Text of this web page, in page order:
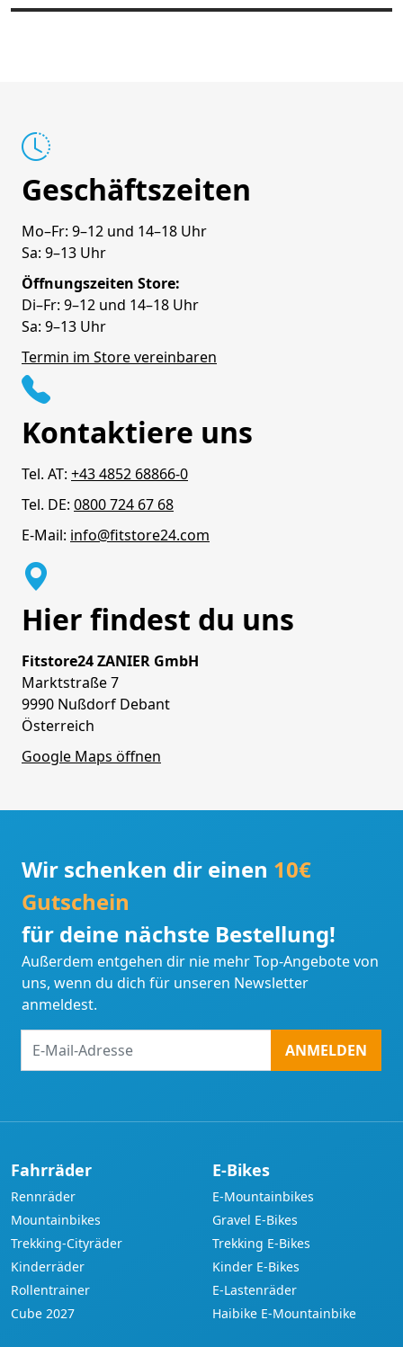
Geschäftszeiten
Mo–Fr: 9–12 und 14–18 Uhr
Sa: 9–13 Uhr
Öffnungszeiten Store:
Di–Fr: 9–12 und 14–18 Uhr
Sa: 9–13 Uhr
Termin im Store vereinbaren
Kontaktiere uns
Tel. AT: +43 4852 68866-0
Tel. DE: 0800 724 67 68
E-Mail: info@fitstore24.com
Hier findest du uns
Fitstore24 ZANIER GmbH
Marktstraße 7
9990 Nußdorf Debant
Österreich
Google Maps öffnen
Wir schenken dir einen 10€
Gutschein
für deine nächste Bestellung!
Außerdem entgehen dir nie mehr Top-Angebote von
uns, wenn du dich für unseren Newsletter
anmeldest.
Mail-
ANMELDEN
Fahrräder
Rennräder
Mountainbikes
Trekking-Cityräder
Kinderräder
Rollentrainer
Cube 2027
E-Bikes
E-Mountainbikes
Gravel E-Bikes
Trekking E-Bikes
Kinder E-Bikes
E-Lastenräder
Haibike E-Mountainbike